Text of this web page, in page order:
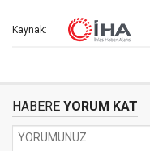
Kaynak:
HABERE YORUM KAT